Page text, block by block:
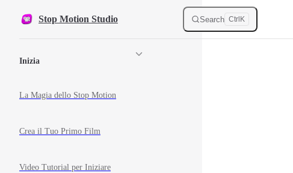
Skip to content
Stop Motion Studio Search Ctrl K
Inizia
La Magia dello Stop Motion
Crea il Tuo Primo Film
Video Tutorial per Iniziare